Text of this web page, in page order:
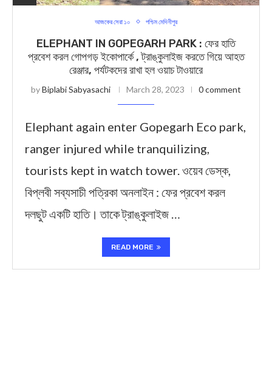
আজকের সেরা ১০ পশ্চিম মেদিনীপুর
ELEPHANT IN GOPEGARH PARK : ফের হাতি
প্রবেশ করল গোপগড় ইকোপার্কে , ট্রাঙ্কুলাইজ করতে গিয়ে আহত
রেঞ্জার, পর্যটকদের রাখা হল ওয়াচ টাওয়ারে
byBiplabi Sabyasachi March 28, 2023 0 comment
Elephant again enter Gopegarh Eco park,
ranger injured while tranquilizing,
tourists kept in watch tower. ওয়েব ডেস্ক,
বিপ্লবী সব্যসাচী পত্রিকা অনলাইন : ফের প্রবেশ করল
দলছুট একটি হাতি। তাকে ট্রাঙ্কুলাইজ …
READ MORE